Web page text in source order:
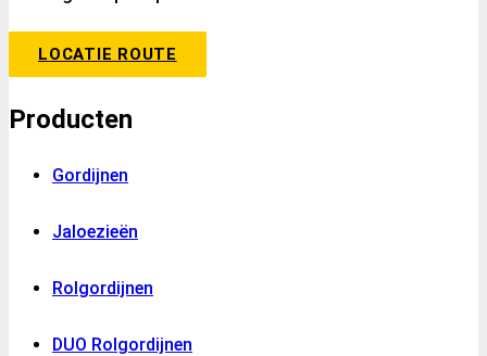
LOCATIE ROUTE
Producten
Gordijnen
Jaloezieën
Rolgordijnen
DUO Rolgordijnen